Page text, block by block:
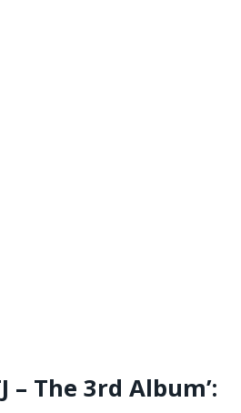
– The 3rd Album’: